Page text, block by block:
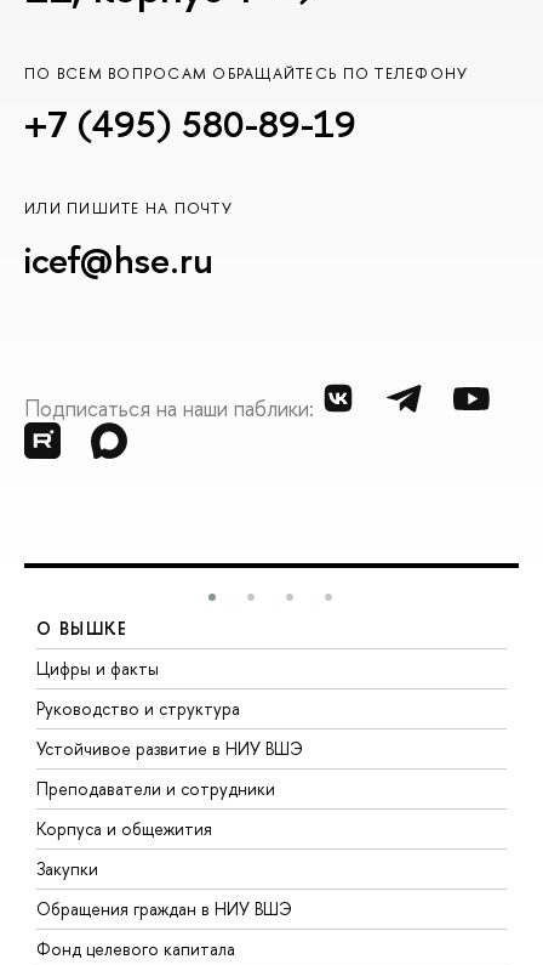
ПО ВСЕМ ВОПРОСАМ ОБРАЩАЙТЕСЬ ПО ТЕЛЕФОНУ
+7 (495) 580-89-19
ИЛИ ПИШИТЕ НА ПОЧТУ
icef@hse.ru
Подписаться на наши паблики:
О ВЫШКЕ
Цифры и факты
Руководство и структура
Устойчивое развитие в НИУ ВШЭ
Преподаватели и сотрудники
Корпуса и общежития
Закупки
Обращения граждан в НИУ ВШЭ
Фонд целевого капитала